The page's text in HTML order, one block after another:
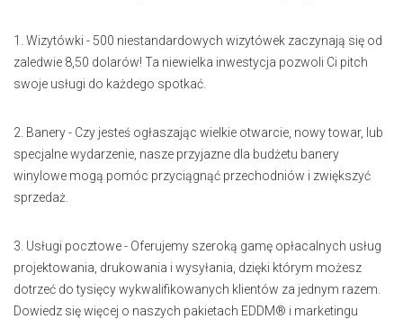
1. Wizytówki - 500 niestandardowych wizytówek zaczynają się od
zaledwie 8,50 dolarów! Ta niewielka inwestycja pozwoli Ci pitch
swoje usługi do każdego spotkać.
2. Banery - Czy jesteś ogłaszając wielkie otwarcie, nowy towar, lub
specjalne wydarzenie, nasze przyjazne dla budżetu banery
winylowe mogą pomóc przyciągnąć przechodniów i zwiększyć
sprzedaż.
3. Usługi pocztowe - Oferujemy szeroką gamę opłacalnych usług
projektowania, drukowania i wysyłania, dzięki którym możesz
dotrzeć do tysięcy wykwalifikowanych klientów za jednym razem.
Dowiedz się więcej o naszych pakietach EDDM® i marketingu